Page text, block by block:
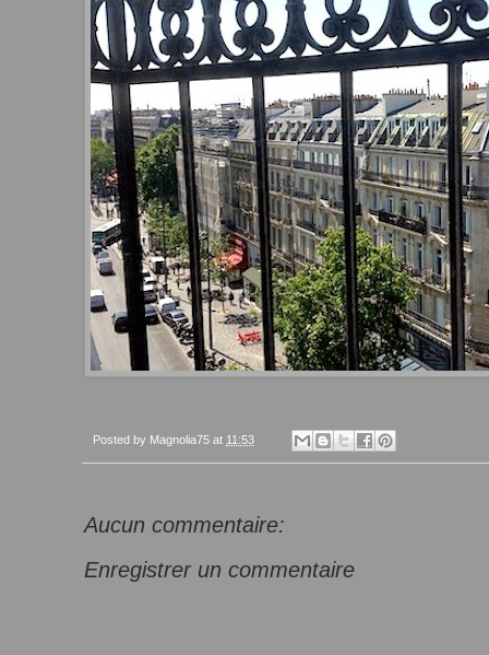
Posted by Magnolia75 at 11:53
Aucun commentaire:
Enregistrer un commentaire